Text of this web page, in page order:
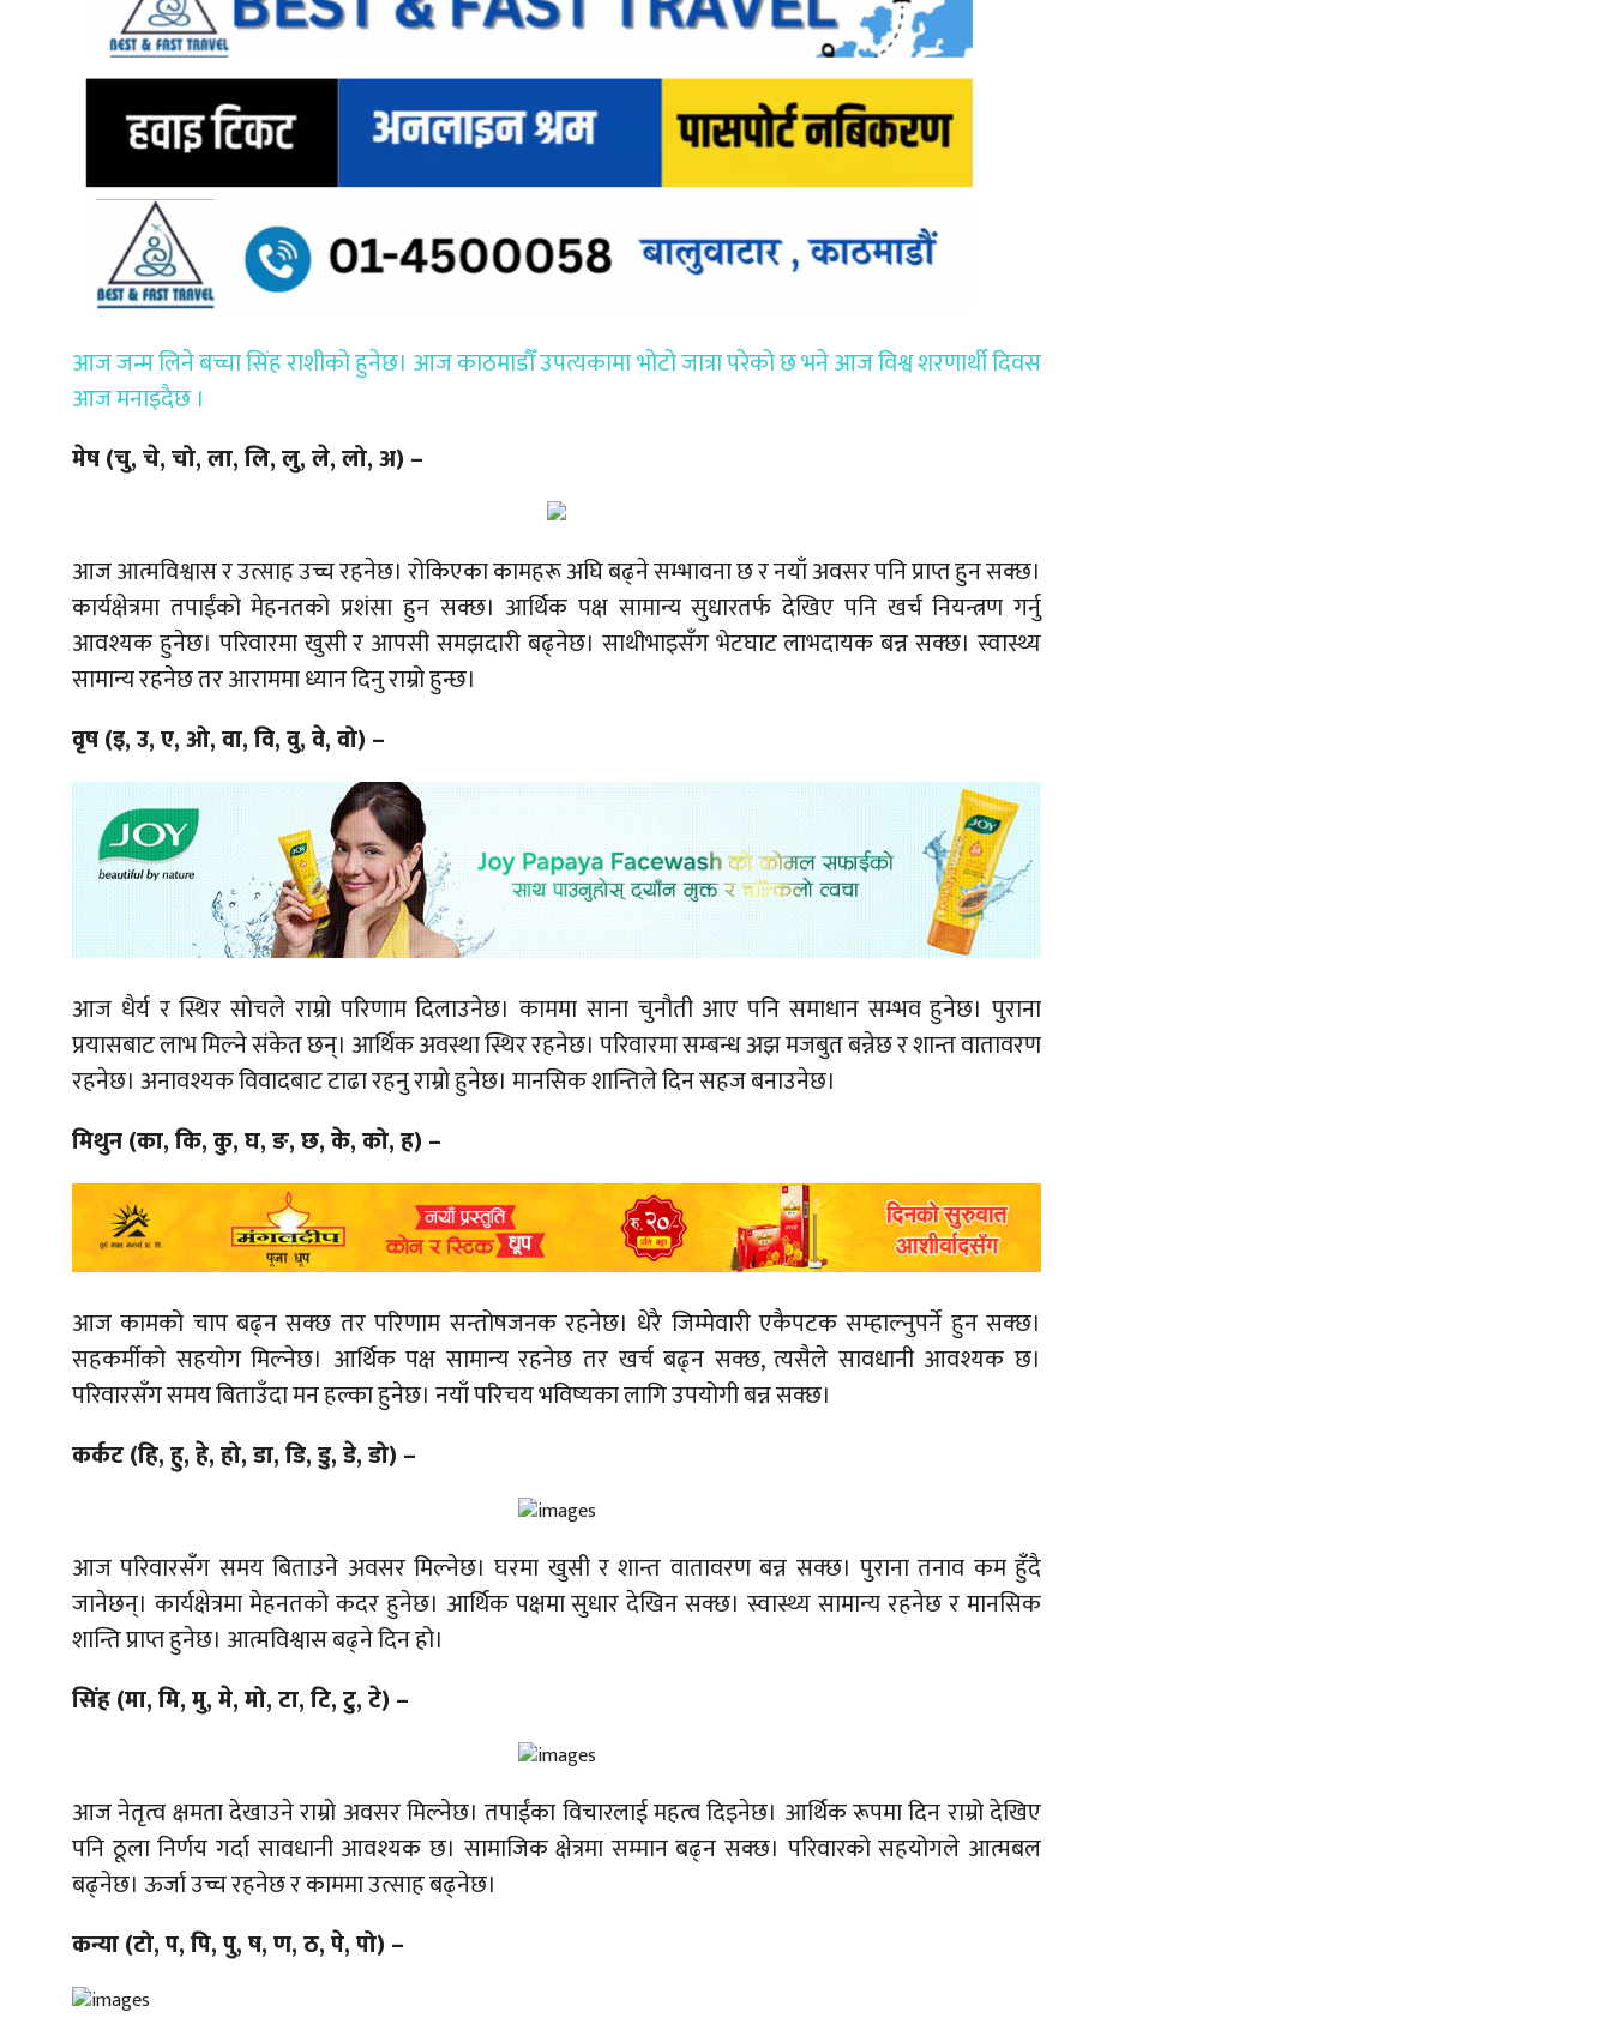
आज जन्म लिने बच्चा सिंह राशीको हुनेछ। आज काठमाडौँ उपत्यकामा भोटो जात्रा परेको छ भने आज विश्व शरणार्थी दिवस
आज मनाइदैछ ।
मेष (चु, चे, चो, ला, लि, लु, ले, लो, अ) –
आज आत्मविश्वास र उत्साह उच्च रहनेछ। रोकिएका कामहरू अघि बढ्ने सम्भावना छ र नयाँ अवसर पनि प्राप्त हुन सक्छ।
कार्यक्षेत्रमा तपाईंको मेहनतको प्रशंसा हुन सक्छ। आर्थिक पक्ष सामान्य सुधारतर्फ देखिए पनि खर्च नियन्त्रण गर्नु
आवश्यक हुनेछ। परिवारमा खुसी र आपसी समझदारी बढ्नेछ। साथीभाइसँग भेटघाट लाभदायक बन्न सक्छ। स्वास्थ्य
सामान्य रहनेछ तर आराममा ध्यान दिनु राम्रो हुन्छ।
वृष (इ, उ, ए, ओ, वा, वि, वु, वे, वो) –
आज धैर्य र स्थिर सोचले राम्रो परिणाम दिलाउनेछ। काममा साना चुनौती आए पनि समाधान सम्भव हुनेछ। पुराना
प्रयासबाट लाभ मिल्ने संकेत छन्। आर्थिक अवस्था स्थिर रहनेछ। परिवारमा सम्बन्ध अझ मजबुत बन्नेछ र शान्त वातावरण
रहनेछ। अनावश्यक विवादबाट टाढा रहनु राम्रो हुनेछ। मानसिक शान्तिले दिन सहज बनाउनेछ।
मिथुन (का, कि, कु, घ, ङ, छ, के, को, ह) –
आज कामको चाप बढ्न सक्छ तर परिणाम सन्तोषजनक रहनेछ। धेरै जिम्मेवारी एकैपटक सम्हाल्नुपर्ने हुन सक्छ।
सहकर्मीको सहयोग मिल्नेछ। आर्थिक पक्ष सामान्य रहनेछ तर खर्च बढ्न सक्छ, त्यसैले सावधानी आवश्यक छ।
परिवारसँग समय बिताउँदा मन हल्का हुनेछ। नयाँ परिचय भविष्यका लागि उपयोगी बन्न सक्छ।
कर्कट (हि, हु, हे, हो, डा, डि, डु, डे, डो) –
आज परिवारसँग समय बिताउने अवसर मिल्नेछ। घरमा खुसी र शान्त वातावरण बन्न सक्छ। पुराना तनाव कम हुँदै
जानेछन्। कार्यक्षेत्रमा मेहनतको कदर हुनेछ। आर्थिक पक्षमा सुधार देखिन सक्छ। स्वास्थ्य सामान्य रहनेछ र मानसिक
शान्ति प्राप्त हुनेछ। आत्मविश्वास बढ्ने दिन हो।
सिंह (मा, मि, मु, मे, मो, टा, टि, टु, टे) –
आज नेतृत्व क्षमता देखाउने राम्रो अवसर मिल्नेछ। तपाईंका विचारलाई महत्व दिइनेछ। आर्थिक रूपमा दिन राम्रो देखिए
पनि ठूला निर्णय गर्दा सावधानी आवश्यक छ। सामाजिक क्षेत्रमा सम्मान बढ्न सक्छ। परिवारको सहयोगले आत्मबल
बढ्नेछ। ऊर्जा उच्च रहनेछ र काममा उत्साह बढ्नेछ।
कन्या (टो, प, पि, पु, ष, ण, ठ, पे, पो) –